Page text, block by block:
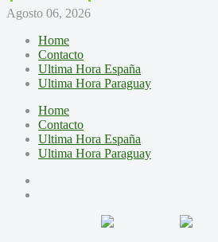
Agosto 06, 2026
Home
Contacto
Ultima Hora España
Ultima Hora Paraguay
Home
Contacto
Ultima Hora España
Ultima Hora Paraguay